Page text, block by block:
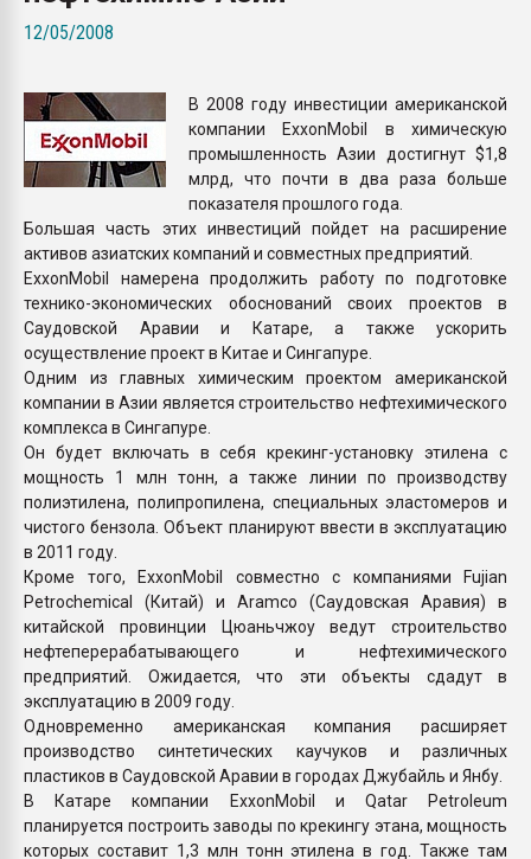
ПЕРЕЙТИ НА
12/05/2008
В 2008 году инвестиции американской
компании ExxonMobil в химическую
промышленность Азии достигнут $1,8
млрд, что почти в два раза больше
показателя прошлого года.
Большая часть этих инвестиций пойдет на расширение
активов азиатских компаний и совместных предприятий.
ExxonMobil намерена продолжить работу по подготовке
технико-экономических обоснований своих проектов в
Саудовской Аравии и Катаре, а также ускорить
осуществление проект в Китае и Сингапуре.
Одним из главных химическим проектом американской
компании в Азии является строительство нефтехимического
комплекса в Сингапуре.
Он будет включать в себя крекинг-установку этилена с
мощность 1 млн тонн, а также линии по производству
полиэтилена, полипропилена, специальных эластомеров и
чистого бензола. Объект планируют ввести в эксплуатацию
в 2011 году.
Кроме того, ExxonMobil совместно с компаниями Fujian
Petrochemical (Китай) и Aramco (Саудовская Аравия) в
китайской провинции Цюаньчжоу ведут строительство
нефтеперерабатывающего и нефтехимического
предприятий. Ожидается, что эти объекты сдадут в
эксплуатацию в 2009 году.
Одновременно американская компания расширяет
производство синтетических каучуков и различных
пластиков в Саудовской Аравии в городах Джубайль и Янбу.
В Катаре компании ExxonMobil и Qatar Petroleum
планируется построить заводы по крекингу этана, мощность
которых составит 1,3 млн тонн этилена в год. Также там